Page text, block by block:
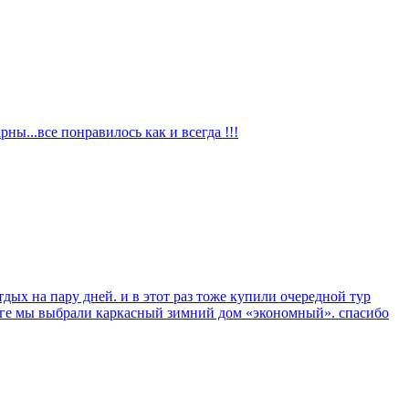
понравилось как и всегда !!!
на пару дней. и в этот раз тоже купили очередной тур
мы выбрали каркасный зимний дом «экономный». спасибо